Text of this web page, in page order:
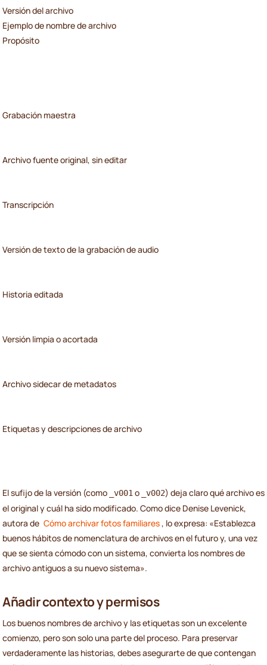
Versión del archivo
Ejemplo de nombre de archivo
Propósito
Grabación maestra
Archivo fuente original, sin editar
Transcripción
Versión de texto de la grabación de audio
Historia editada
Versión limpia o acortada
Archivo sidecar de metadatos
Etiquetas y descripciones de archivo
El sufijo de la versión (como _v001 o _v002) deja claro qué archivo es
el original y cuál ha sido modificado. Como dice Denise Levenick,
autora de Cómo archivar fotos familiares, lo expresa: «Establezca
buenos hábitos de nomenclatura de archivos en el futuro y, una vez
que se sienta cómodo con un sistema, convierta los nombres de
archivo antiguos a su nuevo sistema».
Añadir contexto y permisos
Los buenos nombres de archivo y las etiquetas son un excelente
comienzo, pero son solo una parte del proceso. Para preservar
verdaderamente las historias, debes asegurarte de que contengan